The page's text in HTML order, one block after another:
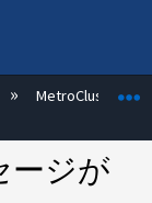
たたむ
MetroCluster
ージが